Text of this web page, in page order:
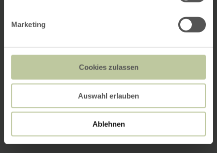
Marketing
Cookies zulassen
Auswahl erlauben
Ablehnen